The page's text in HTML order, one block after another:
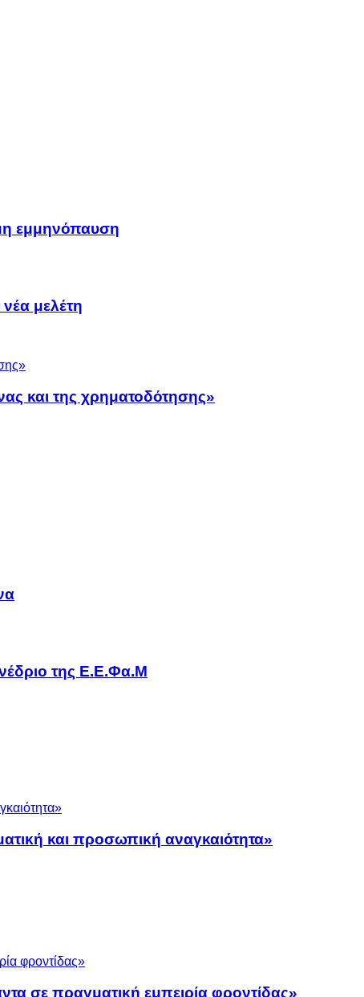
εμμηνόπαυση
μελέτη
και της χρηματοδότησης»
της Ε.Ε.Φα.Μ
και προσωπική αναγκαιότητα»
σε πραγματική εμπειρία φροντίδας»